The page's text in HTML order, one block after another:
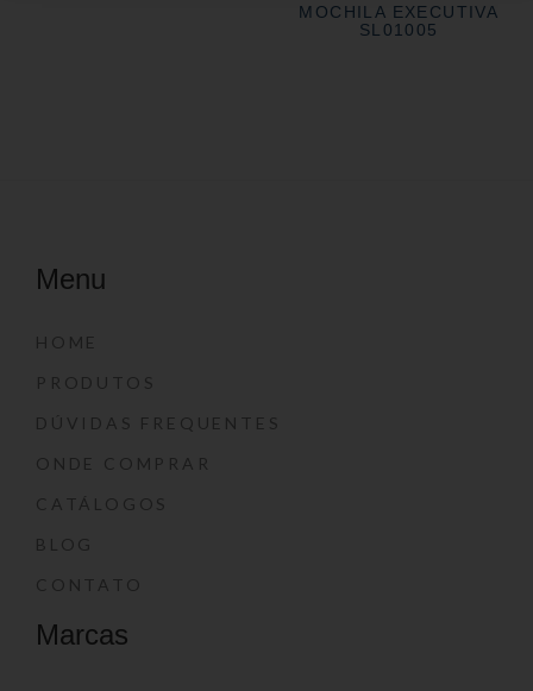
MOCHILA EXECUTIVA
SL01005
Menu
HOME
PRODUTOS
DÚVIDAS FREQUENTES
ONDE COMPRAR
CATÁLOGOS
BLOG
CONTATO
Marcas